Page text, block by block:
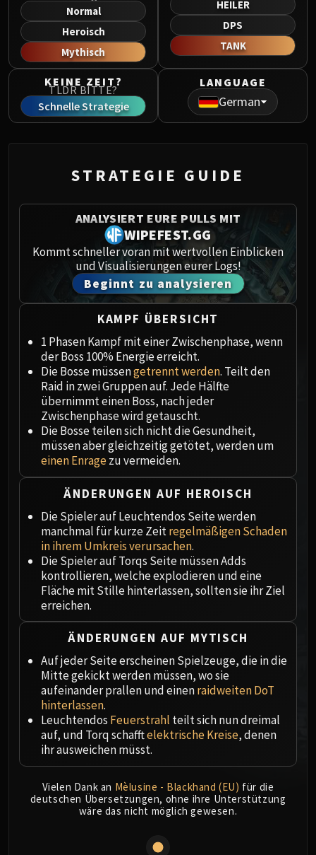
Norushen
Sha of Pride
Galakras
Iron Juggernaut
Kor'kron Dark Shaman
General Nazgrim
Malkorok
Siegecrafter Blackfuse
Garrosh Hellscream
THRONE OF THUNDER
Jin'rokh the Breaker
Horridon
Council of Elders
Tortos
Megaera
Ji-Kun
Durumu the Forgotten
Primordius
Dark Animus
Iron Qon
Twin Empyreans
Lei Shen
Ra-den
MANAFORGE OMEGA
Plexus Sentinel
Loom'ithar
Soulbinder Naazindhri
Forgeweaver Araz
The Soul Hunters
Fractillus
MSV / HOF / TOES
The Stone Guard
Feng the Accursed
Gara'jal the Spiritbinder
The Spirit Kings
Elegon
Will of the Emperor
Blade Lord Ta'yak
Garalon
Amber-Shaper Un'sok
Normal
Heroisch
Mythisch
HEILER
DPS
TANK
KEINE ZEIT?
TLDR BITTE?
Schnelle Strategie
LANGUAGE
German
STRATEGIE GUIDE
ANALYSIERT EURE PULLS MIT
WIPEFEST.GG
Kommt schneller voran mit wertvollen Einblicken
und Visualisierungen eurer Logs!
Beginnt zu analysieren
KAMPF ÜBERSICHT
1 Phasen Kampf mit einer Zwischenphase, wenn
der Boss 100% Energie erreicht.
Die Bosse müssengetrennt werden. Teilt den
Raid in zwei Gruppen auf. Jede Hälfte
übernimmt einen Boss, nach jeder
Zwischenphase wird getauscht.
Die Bosse teilen sich nicht die Gesundheit,
müssen aber gleichzeitig getötet, werden um
einen Enragezu vermeiden.
ÄNDERUNGEN AUF HEROISCH
Die Spieler auf Leuchtendos Seite werden
manchmal für kurze Zeitregelmäßigen Schaden
in ihrem Umkreis verursachen.
Die Spieler auf Torqs Seite müssen Adds
kontrollieren, welche explodieren und eine
Fläche mit Stille hinterlassen, sollten sie ihr Ziel
erreichen.
ÄNDERUNGEN AUF MYTISCH
Auf jeder Seite erscheinen Spielzeuge, die in die
Mitte gekickt werden müssen, wo sie
aufeinander prallen und einenraidweiten DoT
hinterlassen.
Leuchtendos Feuerstrahl teilt sich nun dreimal
auf, und Torq schafftelektrische Kreise, denen
ihr ausweichen müsst.
Vielen Dank an Mèlusine - Blackhand (EU) für die
deutschen Übersetzungen, ohne ihre Unterstützung
wäre das nicht möglich gewesen.